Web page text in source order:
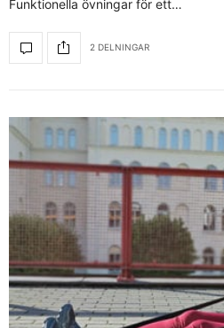
Funktionella övningar för ett…
2 DELNINGAR